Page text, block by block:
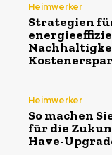
Heimwerker
Strategien
Heimwerker
So machen
für die
Have-